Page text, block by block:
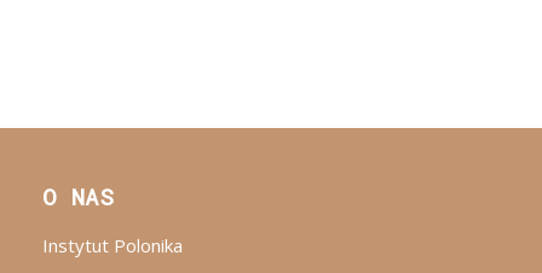
O NAS
Instytut Polonika